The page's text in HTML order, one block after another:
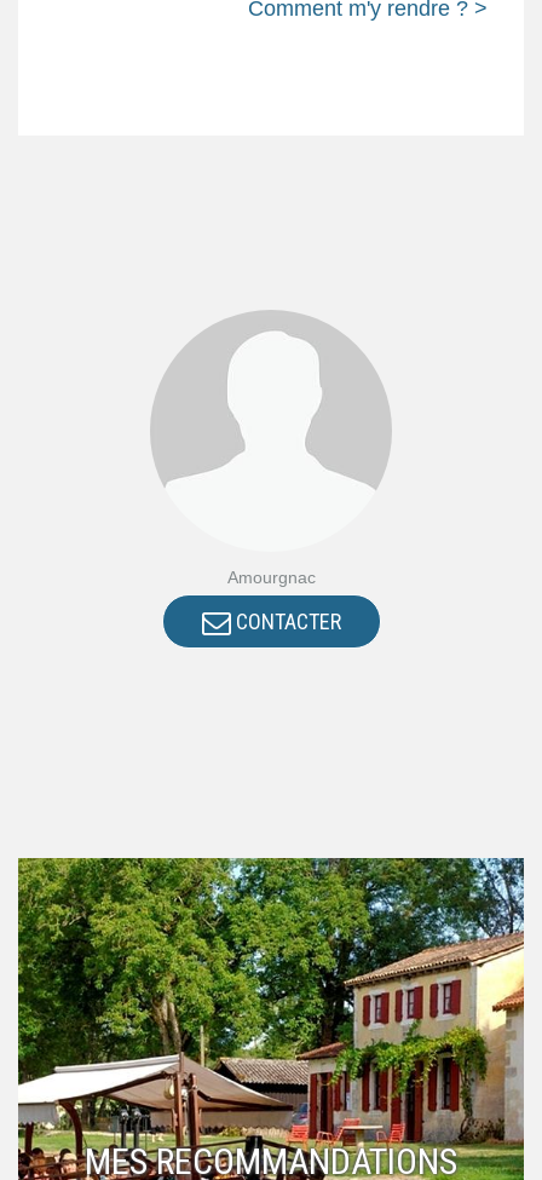
Comment m'y rendre ? >
Amourgnac
CONTACTER
MES RECOMMANDATIONS